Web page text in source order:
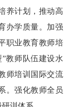
养计划，推动高
办学质量。加强
职业教育教师培
教师队伍建设水
师培训国际交流
。强化教师全员